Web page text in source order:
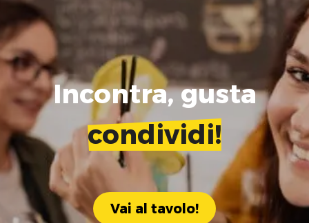
Incontra, gusta
condividi!
Vai al tavolo!